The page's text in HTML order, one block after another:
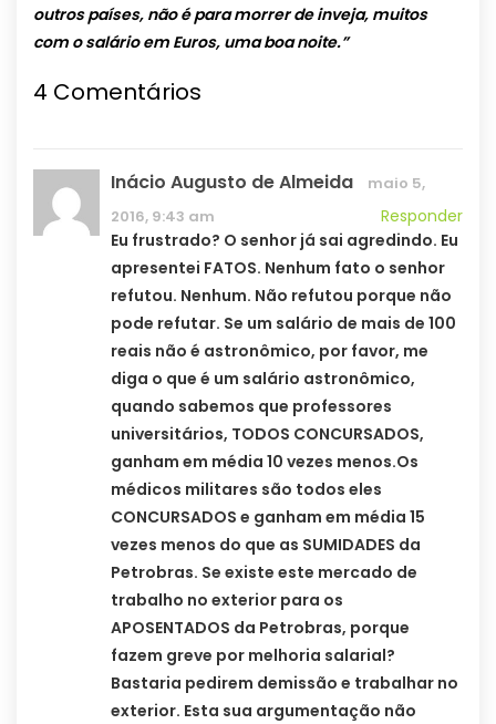
outros países, não é para morrer de inveja, muitos
com o salário em Euros, uma boa noite.”
4 Comentários
Inácio Augusto de Almeida
maio 5,
2016, 9:43 am
Responder
Eu frustrado? O senhor já sai agredindo. Eu
apresentei FATOS. Nenhum fato o senhor
refutou. Nenhum. Não refutou porque não
pode refutar. Se um salário de mais de 100
reais não é astronômico, por favor, me
diga o que é um salário astronômico,
quando sabemos que professores
universitários, TODOS CONCURSADOS,
ganham em média 10 vezes menos.Os
médicos militares são todos eles
CONCURSADOS e ganham em média 15
vezes menos do que as SUMIDADES da
Petrobras. Se existe este mercado de
trabalho no exterior para os
APOSENTADOS da Petrobras, porque
fazem greve por melhoria salarial?
Bastaria pedirem demissão e trabalhar no
exterior. Esta sua argumentação não